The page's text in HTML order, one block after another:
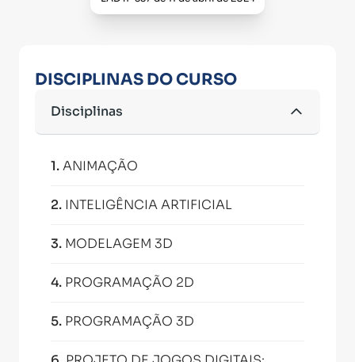
DISCIPLINAS DO CURSO
Disciplinas
1.ANIMAÇÃO
2. INTELIGÊNCIA ARTIFICIAL
3. MODELAGEM 3D
4. PROGRAMAÇÃO 2D
5. PROGRAMAÇÃO 3D